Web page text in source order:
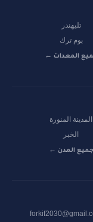
تليهندر
بوم ترك
المعدات ←
المدينة المنورة
الخبر
جميع المدن ←